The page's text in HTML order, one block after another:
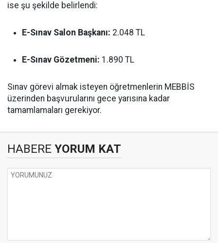
ise şu şekilde belirlendi:
E-Sınav Salon Başkanı: 2.048 TL
E-Sınav Gözetmeni: 1.890 TL
Sınav görevi almak isteyen öğretmenlerin MEBBİS
üzerinden başvurularını gece yarısına kadar
tamamlamaları gerekiyor.
HABERE YORUM KAT